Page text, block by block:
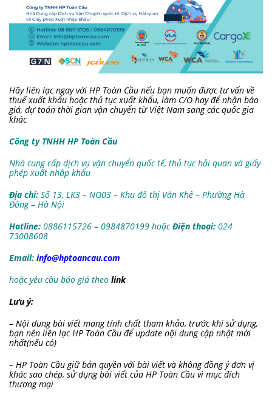
Hãy liên lạc ngay với HP Toàn Cầu nếu bạn muốn được tư vấn về
thuế xuất khẩu hoặc thủ tục xuất khẩu, làm C/O hay để nhận báo
giá, dự toán thời gian vận chuyển từ Việt Nam sang các quốc gia
khác
Công ty TNHH HP Toàn Cầu
Nhà cung cấp dịch vụ vận chuyển quốc tế, thủ tục hải quan và giấy
phép xuất nhập khẩu
Địa chỉ: Số 13, LK3 – NO03 – Khu đô thị Văn Khê – Phường Hà
Đông – Hà Nội
Hotline: 0886115726 – 0984870199 hoặcĐiện thoại: 024
73008608
Email: info@hptoancau.com
hoặc yêu cầu báo giá theo link
Lưu ý:
– Nội dung bài viết mang tính chất tham khảo, trước khi sử dụng,
bạn nên liên lạc HP Toàn Cầu để update nội dung cập nhật mới
nhất(nếu có)
– HP Toàn Cầu giữ bản quyền với bài viết và không đồng ý đơn vị
khác sao chép, sử dụng bài viết của HP Toàn Cầu vì mục đích
thương mại